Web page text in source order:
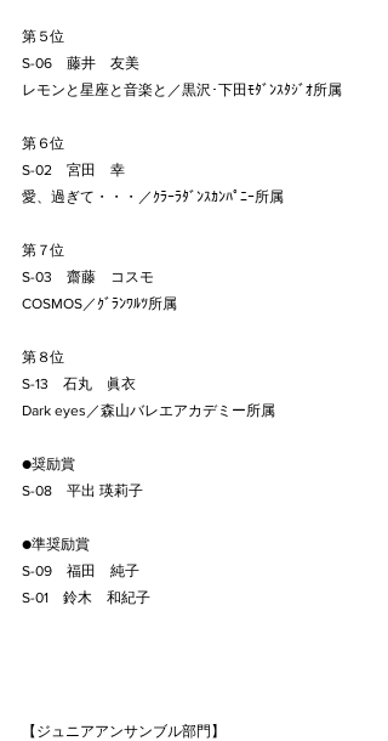
第５位
S-06　藤井　友美
レモンと星座と音楽と／黒沢･下田ﾓﾀﾞﾝｽﾀｼﾞｵ所属
第６位
S-02　宮田　幸
愛、過ぎて・・・／ｸﾗｰﾗﾀﾞﾝｽｶﾝﾊﾟﾆｰ所属
第７位
S-03　齋藤　コスモ
COSMOS／ｸﾞﾗﾝﾜﾙﾂ所属
第８位
S-13　石丸　眞衣
Dark eyes／森山バレエアカデミー所属
●奨励賞
S-08　平出 瑛莉子
●準奨励賞
S-09　福田　純子
S-01　鈴木　和紀子
【ジュニアアンサンブル部門】